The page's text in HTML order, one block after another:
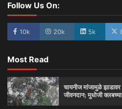
Follow Us On:
10k 20k 5k
Most Read
चायनीज मांजामुळे
जीवनदान; मुधोजी